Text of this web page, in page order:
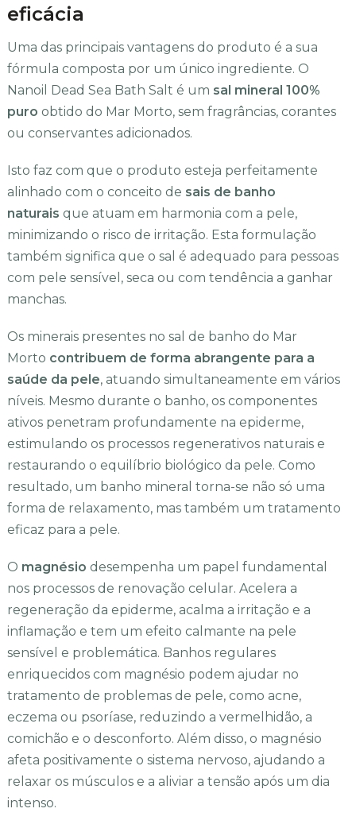
eficácia
Uma das principais vantagens do produto é a sua
fórmula composta por um único ingrediente. O
Nanoil Dead Sea Bath Salt é um sal mineral 100%
puro obtido do Mar Morto, sem fragrâncias, corantes
ou conservantes adicionados.
Isto faz com que o produto esteja perfeitamente
alinhado com o conceito de sais de banho
naturais que atuam em harmonia com a pele,
minimizando o risco de irritação. Esta formulação
também significa que o sal é adequado para pessoas
com pele sensível, seca ou com tendência a ganhar
manchas.
Os minerais presentes no sal de banho do Mar
Morto contribuem de forma abrangente para a
saúde da pele, atuando simultaneamente em vários
níveis. Mesmo durante o banho, os componentes
ativos penetram profundamente na epiderme,
estimulando os processos regenerativos naturais e
restaurando o equilíbrio biológico da pele. Como
resultado, um banho mineral torna-se não só uma
forma de relaxamento, mas também um tratamento
eficaz para a pele.
O magnésio desempenha um papel fundamental
nos processos de renovação celular. Acelera a
regeneração da epiderme, acalma a irritação e a
inflamação e tem um efeito calmante na pele
sensível e problemática. Banhos regulares
enriquecidos com magnésio podem ajudar no
tratamento de problemas de pele, como acne,
eczema ou psoríase, reduzindo a vermelhidão, a
comichão e o desconforto. Além disso, o magnésio
afeta positivamente o sistema nervoso, ajudando a
relaxar os músculos e a aliviar a tensão após um dia
intenso.